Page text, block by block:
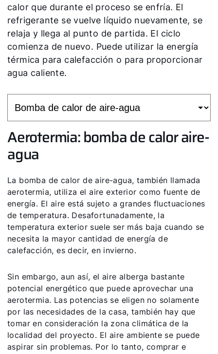
calor que durante el proceso se enfría. El
refrigerante se vuelve líquido nuevamente, se
relaja y llega al punto de partida. El ciclo
comienza de nuevo. Puede utilizar la energía
térmica para calefacción o para proporcionar
agua caliente.
Aerotermia: bomba de calor aire-
agua
La bomba de calor de aire-agua, también llamada
aerotermia, utiliza el aire exterior como fuente de
energía. El aire está sujeto a grandes fluctuaciones
de temperatura. Desafortunadamente, la
temperatura exterior suele ser más baja cuando se
necesita la mayor cantidad de energía de
calefacción, es decir, en invierno.
Sin embargo, aun así, el aire alberga bastante
potencial energético que puede aprovechar una
aerotermia. Las potencias se eligen no solamente
por las necesidades de la casa, también hay que
tomar en consideración la zona climática de la
localidad del proyecto. El aire ambiente se puede
aspirar sin problemas. Por lo tanto, comprar e